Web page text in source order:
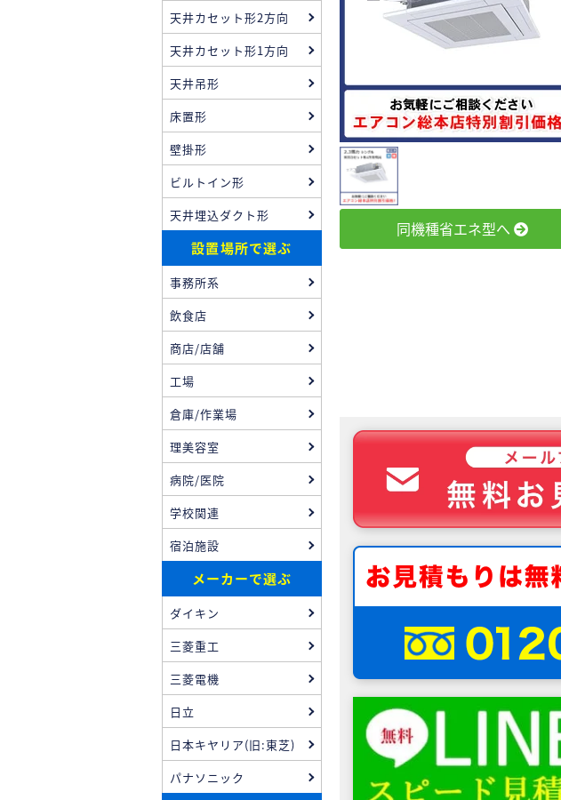
同機種省エネ型へ
天井カセット形2方向
天井カセット形1方向
天井吊形
床置形
壁掛形
ビルトイン形
天井埋込ダクト形
設置場所で選ぶ
事務所系
飲食店
商店/店舗
工場
倉庫/作業場
理美容室
病院/医院
学校関連
宿泊施設
メーカーで選ぶ
ダイキン
三菱重工
三菱電機
日立
日本キヤリア(旧:東芝)
パナソニック